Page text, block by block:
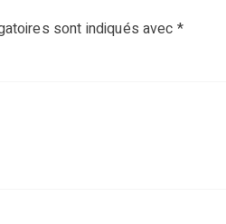
sont indiqués avec *